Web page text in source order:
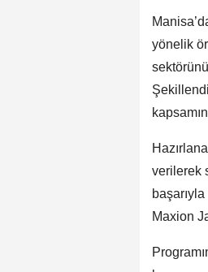
yönelik
verilerek
Maxion